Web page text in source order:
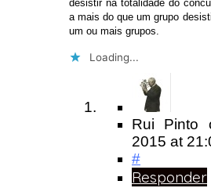
desistir na totalidade do
a mais do que um grupo
um ou mais grupos.
Loading...
Rui Pinto
2015 at
#
Responder